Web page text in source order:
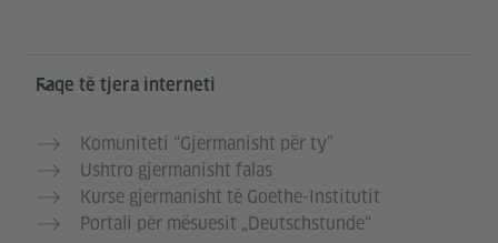
Faqe të tjera interneti
Komuniteti “Gjermanisht për ty”
Ushtro gjermanisht falas
Kurse gjermanisht të Goethe-Institutit
Portali për mësuesit „Deutschstunde“